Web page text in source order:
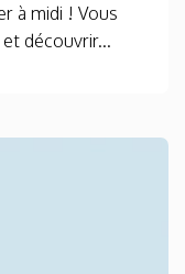
à midi ! Vous
découvrir...